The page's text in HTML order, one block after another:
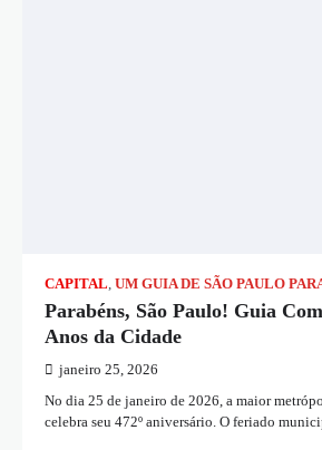
CAPITAL, UM GUIA DE SÃO PAULO
Parabéns, São Paulo! Guia
Anos da Cidade
janeiro 25, 2026
No dia 25 de janeiro de 2026, a maior
celebra seu 472º aniversário. O feriado